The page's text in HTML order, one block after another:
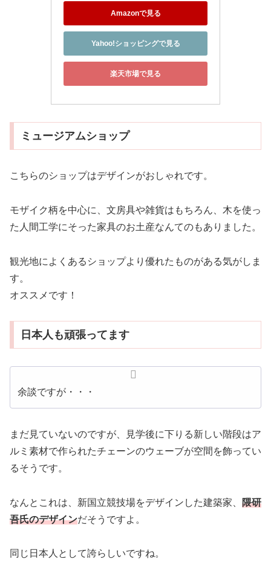
Amazonで見る
Yahoo!ショッピングで見る
楽天市場で見る
ミュージアムショップ
こちらのショップはデザインがおしゃれです。
モザイク柄を中心に、文房具や雑貨はもちろん、木を使っ
た人間工学にそった家具のお土産なんてのもありました。
観光地によくあるショップより優れたものがある気がしま
す。
オススメです！
日本人も頑張ってます
余談ですが・・・
まだ見ていないのですが、見学後に下りる新しい階段はア
ルミ素材で作られたチェーンのウェーブが空間を飾ってい
るそうです。
なんとこれは、新国立競技場をデザインした建築家、 隈研
吾氏のデザインだそうですよ。
同じ日本人として誇らしいですね。